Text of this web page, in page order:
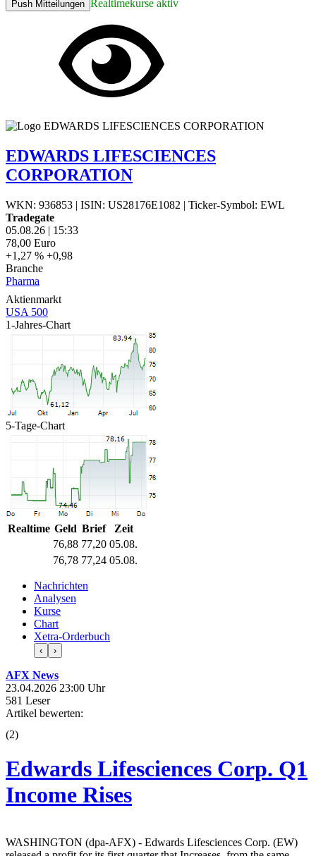
Push Mitteilungen Realtimekurse aktiv
EDWARDS LIFESCIENCES
CORPORATION
WKN: 936853 | ISIN: US28176E1082 | Ticker-Symbol: EWL
Tradegate
05.08.26 | 15:33
78,00 Euro
+1,27 % +0,98
Branche
Pharma
Aktienmarkt
USA 500
1-Jahres-Chart
5-Tage-Chart
Realtime Geld Brief
Zeit
76,88 77,20 05.08.
76,78 77,24 05.08.
Nachrichten
Analysen
Kurse
Chart
Xetra-Orderbuch
‹ ›
AFX News
23.04.2026 23:00 Uhr
581 Leser
Artikel bewerten:
(2)
Edwards Lifesciences Corp. Q1
Income Rises
WASHINGTON (dpa-AFX) - Edwards Lifesciences Corp. (EW)